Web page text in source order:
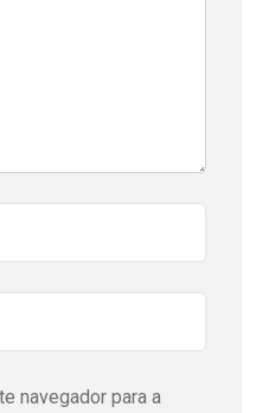
navegador para a